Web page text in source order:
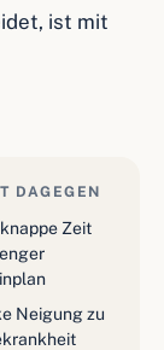
ist mit
DAGEGEN
Zeit
Neigung zu